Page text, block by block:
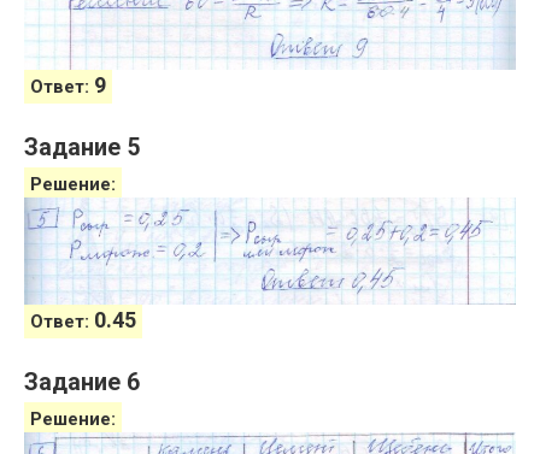
Ответ: 9
Задание 5
Решение:
Ответ: 0.45
Задание 6
Решение: